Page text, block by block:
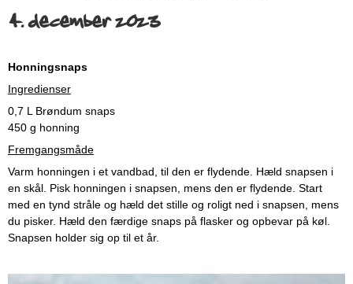
4. december 2023
Honningsnaps
Ingredienser
0,7 L Brøndum snaps
450 g honning
Fremgangsmåde
Varm honningen i et vandbad, til den er flydende. Hæld snapsen i
en skål. Pisk honningen i snapsen, mens den er flydende. Start
med en tynd stråle og hæld det stille og roligt ned i snapsen, mens
du pisker. Hæld den færdige snaps på flasker og opbevar på køl.
Snapsen holder sig op til et år.